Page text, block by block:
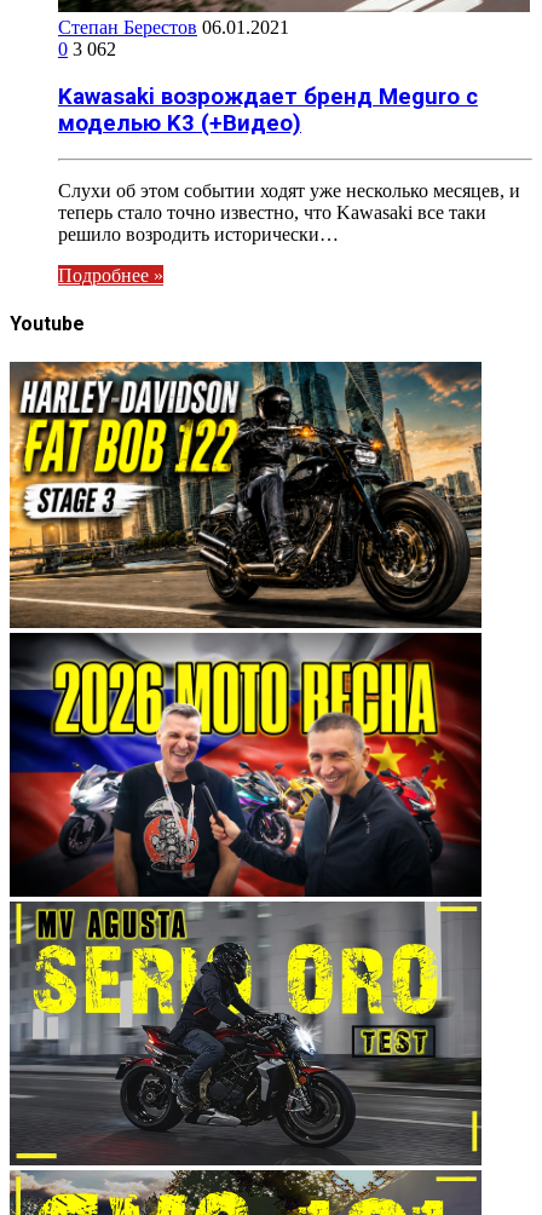
Степан Берестов 06.01.2021
0 3 062
Kawasaki возрождает бренд Meguro с
моделью K3 (+Видео)
Слухи об этом событии ходят уже несколько месяцев, и
теперь стало точно известно, что Kawasaki все таки
решило возродить исторически…
Подробнее »
Youtube